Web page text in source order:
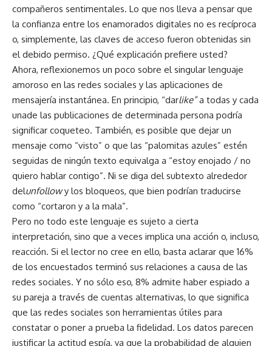
compañeros sentimentales. Lo que nos lleva a pensar que
la confianza entre los enamorados digitales no es recíproca
o, simplemente, las claves de acceso fueron obtenidas sin
el debido permiso. ¿Qué explicación prefiere usted?
Ahora, reflexionemos un poco sobre el singular lenguaje
amoroso en las redes sociales y las aplicaciones de
mensajería instantánea. En principio, “darlike”a todas y cada
unade las publicaciones de determinada persona podría
significar coqueteo. También, es posible que dejar un
mensaje como “visto” o que las “palomitas azules” estén
seguidas de ningún texto equivalga a “estoy enojado / no
quiero hablar contigo”. Ni se diga del subtexto alrededor
delunfollowy los bloqueos, que bien podrían traducirse
como “cortaron y a la mala”.
Pero no todo este lenguaje es sujeto a cierta
interpretación, sino que a veces implica una acción o, incluso,
reacción. Si el lector no cree en ello, basta aclarar que 16%
de los encuestados terminó sus relaciones a causa de las
redes sociales. Y no sólo eso, 8% admite haber espiado a
su pareja a través de cuentas alternativas, lo que significa
que las redes sociales son herramientas útiles para
constatar o poner a prueba la fidelidad. Los datos parecen
justificar la actitud espía, ya que la probabilidad de alguien